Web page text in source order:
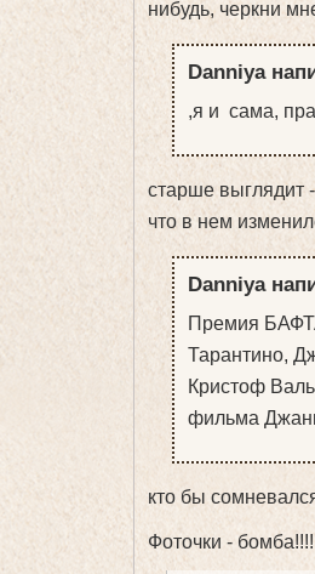
нибудь, черкни
Danniya
,я и сама,
старше выглядит
что в нем
Danniya
Премия
Тарантино,
Кристоф
фильма
кто бы
Фоточки -